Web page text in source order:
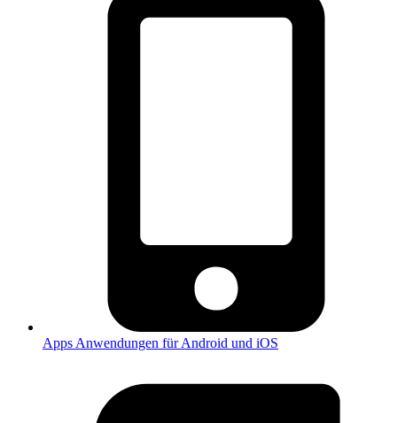
Apps Anwendungen für Android und iOS